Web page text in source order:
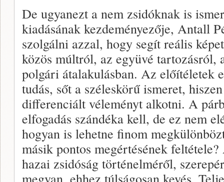
De ugyanezt a nem zsidóknak is
kiadásának kezdeményezője, Antall
szolgálni azzal, hogy segít reális
közös múltról, az együvé tartozásról,
polgári átalakulásban. Az előítéletek
tudás, sőt a széleskörű ismeret,
differenciált véleményt alkotni. A
elfogadás szándéka kell, de ez nem
hogyan is lehetne finom
másik pontos megértésének
hazai zsidóság történelméről,
megvan, ehhez túlságosan kevés.